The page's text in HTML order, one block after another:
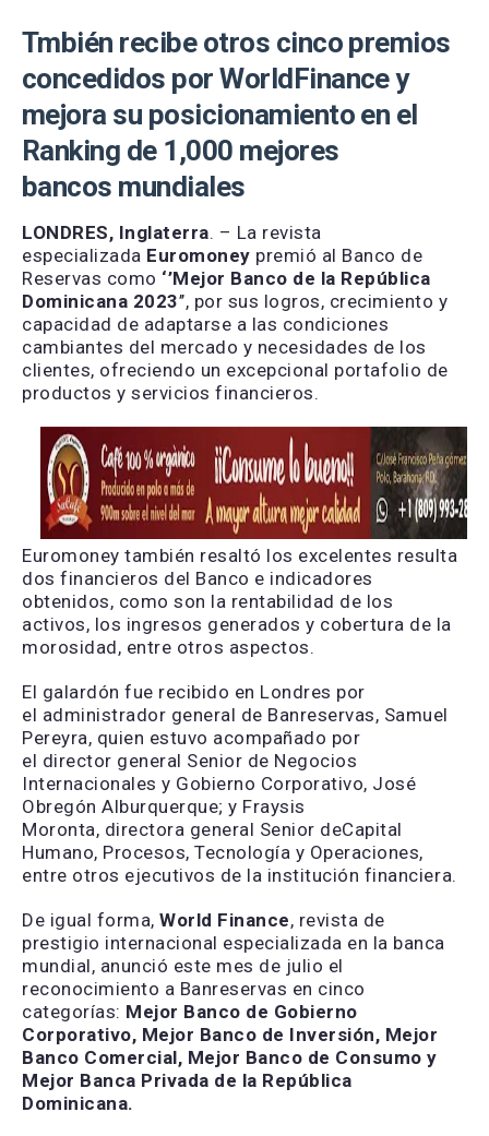
Tmbién recibe otros cinco premios
concedidos por WorldFinance y
mejora su posicionamiento en el
Ranking de 1,000 mejores
bancos mundiales
LONDRES, Inglaterra. – La revista
especializada Euromoney premió al Banco de
Reservas como ‘’Mejor Banco de la República
Dominicana 2023’’, por sus logros, crecimiento y
capacidad de adaptarse a las condiciones
cambiantes del mercado y necesidades de los
clientes, ofreciendo un excepcional portafolio de
productos y servicios financieros.
Euromoney también resaltó los excelentes resulta
dos financieros del Banco e indicadores
obtenidos, como son la rentabilidad de los
activos, los ingresos generados y cobertura de la
morosidad, entre otros aspectos.
El galardón fue recibido en Londres por
el administrador general de Banreservas, Samuel
Pereyra, quien estuvo acompañado por
el director general Senior de Negocios
Internacionales y Gobierno Corporativo, José
Obregón Alburquerque; y Fraysis
Moronta, directora general Senior deCapital
Humano, Procesos, Tecnología y Operaciones,
entre otros ejecutivos de la institución financiera.
De igual forma,World Finance, revista de
prestigio internacional especializada en la banca
mundial, anunció este mes de julio el
reconocimiento a Banreservas en cinco
categorías: Mejor Banco de Gobierno
Corporativo, Mejor Banco de Inversión, Mejor
Banco Comercial, Mejor Banco de Consumo y
Mejor Banca Privada de la República
Dominicana.